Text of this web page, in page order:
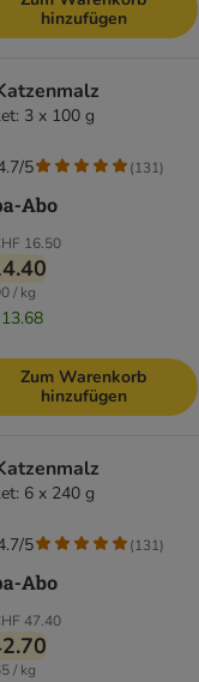
hinzufügen
3 x 100 g
16.50
/ kg
5 (131)
Zum Warenkorb
hinzufügen
6 x 240 g
47.40
/ kg
5 (131)